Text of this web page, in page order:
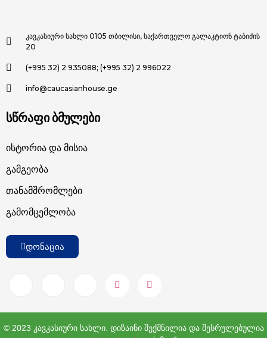
კავკასიური სახლი 0105 თბილისი, საქართველო გალაკტიონ ტაბიძის
20
(+995 32) 2 935088; (+995 32) 2 996022
info@caucasianhouse.ge
სწრაფი ბმულები
Ისტორია Და Მისია
Გამგეობა
Თანამშრომლები
Გამომცემლობა
დონაცია
© 2023 კავკასიური სახლი. დიზაინი შექმნილია და შესრულებულია